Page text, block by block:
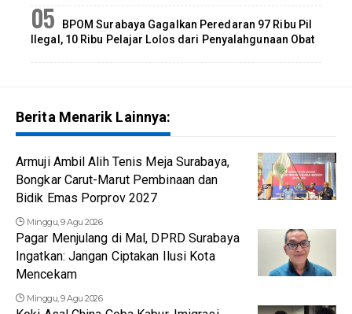
BPOM Surabaya Gagalkan Peredaran 97 Ribu Pil
Ilegal, 10 Ribu Pelajar Lolos dari Penyalahgunaan Obat
Berita Menarik Lainnya:
Armuji Ambil Alih Tenis Meja Surabaya,
Bongkar Carut-Marut Pembinaan dan
Bidik Emas Porprov 2027
Minggu, 9 Agu 2026
Pagar Menjulang di Mal, DPRD Surabaya
Ingatkan: Jangan Ciptakan Ilusi Kota
Mencekam
Minggu, 9 Agu 2026